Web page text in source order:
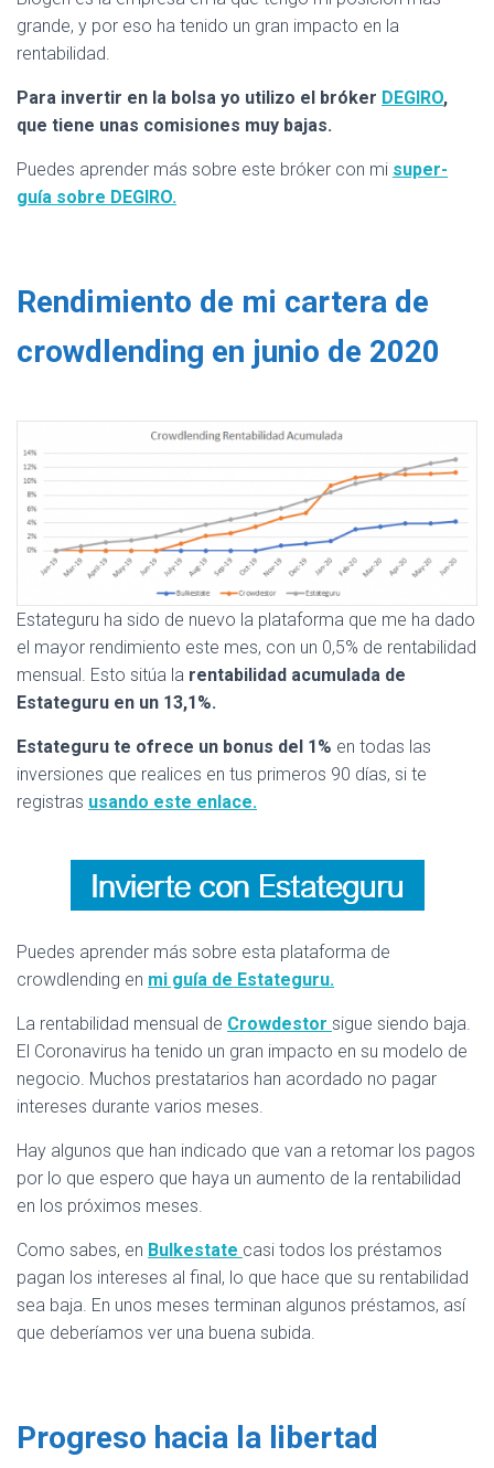
grande, y por eso ha tenido un gran impacto en la
rentabilidad.
Para invertir en la bolsa yo utilizo el bróker DEGIRO,
que tiene unas comisiones muy bajas.
Puedes aprender más sobre este bróker con mi super-
guía sobre DEGIRO.
Rendimiento de mi cartera de
crowdlending en junio de 2020
Estateguru ha sido de nuevo la plataforma que me ha dado
el mayor rendimiento este mes, con un 0,5% de rentabilidad
mensual. Esto sitúa la rentabilidad acumulada de
Estateguru en un 13,1%.
Estateguru te ofrece un bonus del 1% en todas las
inversiones que realices en tus primeros 90 días, si te
registras usando este enlace.
Puedes aprender más sobre esta plataforma de
crowdlending en mi guía de Estateguru.
La rentabilidad mensual de Crowdestor sigue siendo baja.
El Coronavirus ha tenido un gran impacto en su modelo de
negocio. Muchos prestatarios han acordado no pagar
intereses durante varios meses.
Hay algunos que han indicado que van a retomar los pagos
por lo que espero que haya un aumento de la rentabilidad
en los próximos meses.
Como sabes, en Bulkestate casi todos los préstamos
pagan los intereses al final, lo que hace que su rentabilidad
sea baja. En unos meses terminan algunos préstamos, así
que deberíamos ver una buena subida.
Progreso hacia la libertad